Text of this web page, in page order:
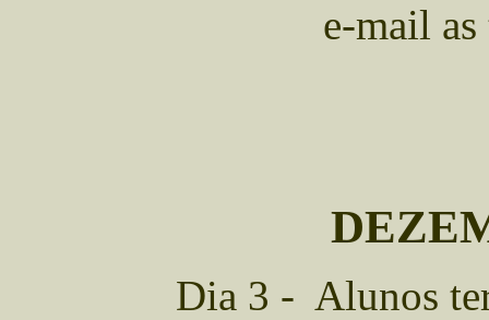
e-mail as
Dia 3 - Alunos